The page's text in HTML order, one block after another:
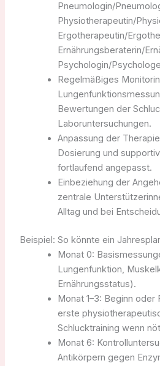
Pneumologin/
Physiotherapeutin/
Ergotherapeutin/
Ernährungsberaterin/
Psychologin/
Regelmäßiges
Bewertungen der
Laboruntersuchungen.
Anpassung der
Dosierung und
fortlaufend angepasst.
Einbeziehung der
zentrale
Alltag und bei
Beispiel: So könnte ein
Monat 0:
Lungenfunktion,
Ernährungsstatus).
Monat 1–3: Beginn
erste
Schlucktraining wenn
Monat 6:
Antikörpern gegen